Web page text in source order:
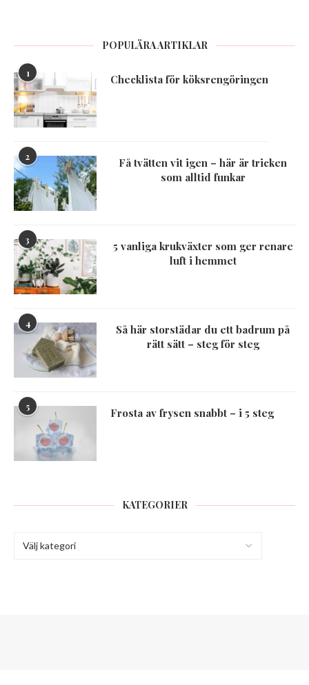
POPULÄRA ARTIKLAR
1 Checklista för köksrengöringen
2
Få tvätten vit igen – här är tricken
som alltid funkar
3
5 vanliga krukväxter som ger renare
luft i hemmet
4
Så här storstädar du ett badrum på
rätt sätt – steg för steg
5 Frosta av frysen snabbt – i 5 steg
KATEGORIER